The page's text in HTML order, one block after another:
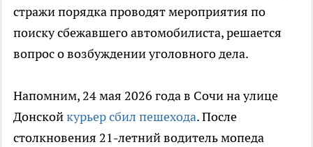
стражи порядка проводят мероприятия по
поиску сбежавшего автомобилиста, решается
вопрос о возбуждении уголовного дела.
Напомним, 24 мая 2026 года в Сочи на улице
Донскойкурьер сбил пешехода. После
столкновения 21-летний водитель мопеда